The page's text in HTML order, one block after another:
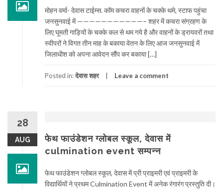
मोहन वर्मा- देवास टाईम्स. कॉम कचरा वाहनों के चक्के थमे, स्टाफ पहुंचा
जनसुनवाई में ———————————– शहर में कचरा संग्रहण के
लिए घूमती गाड़ियों के चक्के कल से थम गये है और वाहनों के ड्रायवरों तथा
स्वीपरों ने विगत तीन माह के बकाया वेतन के लिए आज जनसुनवाई में
जिलाधीश को अपना आवेदन सौंप कर बकाया […]
Posted in:देवास शहर Leave a comment
28
AUG
फेथ फाउंडेशन ग्लोबल स्कूल, देवास में
culmination event सम्पन्न
फेथ फाउंडेशन ग्लोबल स्कूल, देवास में प्री प्राइमरी एवं प्राइमरी के
विद्यार्थियों ने प्रथम Culmination Event में अनेक रंगारंग प्रस्तुति दी।